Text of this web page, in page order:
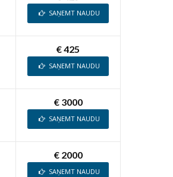
SAŅEMT NAUDU
€ 425
SAŅEMT NAUDU
€ 3000
SAŅEMT NAUDU
€ 2000
SAŅEMT NAUDU